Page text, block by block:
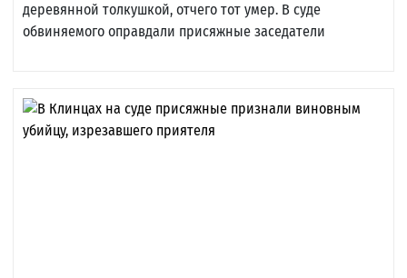
деревянной толкушкой, отчего тот умер. В суде
обвиняемого оправдали присяжные заседатели